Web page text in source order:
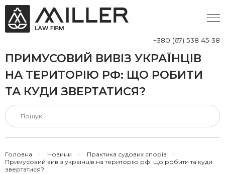
+380 (67) 538 45 38
ПРИМУСОВИЙ ВИВІЗ УКРАЇНЦІВ
НА ТЕРИТОРІЮ РФ: ЩО РОБИТИ
ТА КУДИ ЗВЕРТАТИСЯ?
Головна > Новини > Практика судових спорів
>
Примусовий вивіз українців на територію рф: що робити та куди
звертатися?